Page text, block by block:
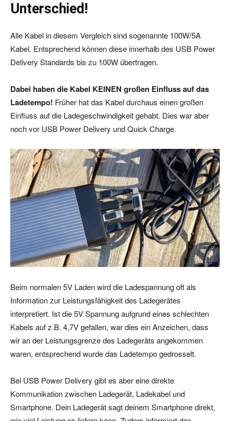
Unterschied!
Alle Kabel in diesem Vergleich sind sogenannte 100W/5A
Kabel. Entsprechend können diese innerhalb des USB Power
Delivery Standards bis zu 100W übertragen.
Dabei haben die Kabel KEINEN großen Einfluss auf das
Ladetempo! Früher hat das Kabel durchaus einen großen
Einfluss auf die Ladegeschwindigkeit gehabt. Dies war aber
noch vor USB Power Delivery und Quick Charge.
Beim normalen 5V Laden wird die Ladespannung oft als
Information zur Leistungsfähigkeit des Ladegerätes
interpretiert. Ist die 5V Spannung aufgrund eines schlechten
Kabels auf z.B. 4,7V gefallen, war dies ein Anzeichen, dass
wir an der Leistungsgrenze des Ladegeräts angekommen
waren, entsprechend wurde das Ladetempo gedrosselt.
Bei USB Power Delivery gibt es aber eine direkte
Kommunikation zwischen Ladegerät, Ladekabel und
Smartphone. Dein Ladegerät sagt deinem Smartphone direkt,